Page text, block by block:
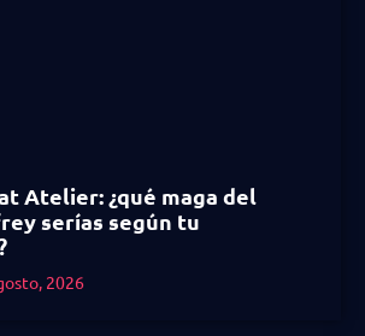
Atelier: ¿qué maga del
serías según tu
2026